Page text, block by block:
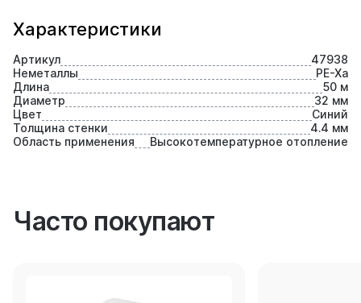
Характеристики
Артикул
47938
Неметаллы
PE-Xa
Длина
50 м
Диаметр
32 мм
Цвет
Синий
Толщина стенки
4.4 мм
Область применения
Высокотемпературное отопление
Часто покупают